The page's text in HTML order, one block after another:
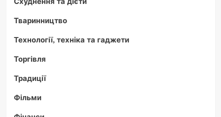
Тваринництво
Технології, техніка та гаджети
Торгівля
Традиції
Фільми